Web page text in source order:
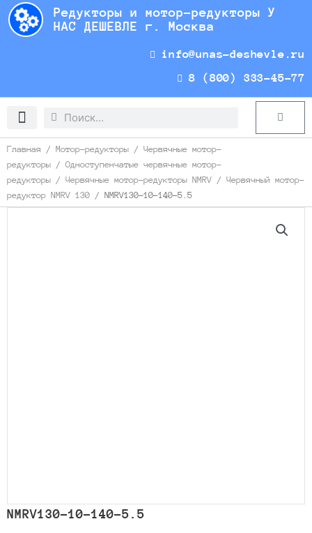
Перейти
содержимому
Редукторы и мотор-редукторы У
НАС ДЕШЕВЛЕ г. Москва
info@unas-deshevle.ru
8 (800) 333-45-77
Search
Search Cart
Главная / Мотор-редукторы / Червячные мотор-
редукторы / Одноступенчатые червячные мотор-
редукторы / Червячные мотор-редукторы NMRV / Червячный мотор-
редуктор NMRV 130 / NMRV130-10-140-5.5
NMRV130-10-140-5.5